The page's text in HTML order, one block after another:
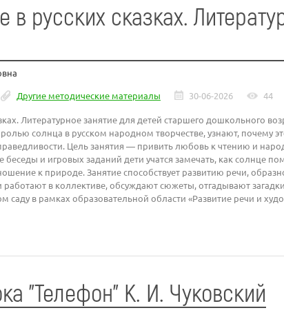
в русских сказках.
Другие методические материалы 30-06-2026 44
Литературное занятие для детей старшего дошкольного
солнца в русском народном творчестве, узнают, почему
Цель занятия — привить любовь к чтению и
беседы и игровых заданий дети учатся замечать, как солнце
к природе. Занятие способствует развитию речи,
в коллективе, обсуждают сюжеты, отгадывают
саду в рамках образовательной области «Развитие речи и
"Телефон" К. И. Чуковский